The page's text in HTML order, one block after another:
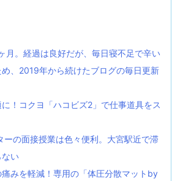
月。経過は良好だが、毎日寝不足で辛い
、2019年から続けたブログの毎日更新
！コクヨ「ハコビズ2」で仕事道具をス
ーの面接授業は色々便利。大宮駅近で滞
い
みを軽減！専用の「体圧分散マットby